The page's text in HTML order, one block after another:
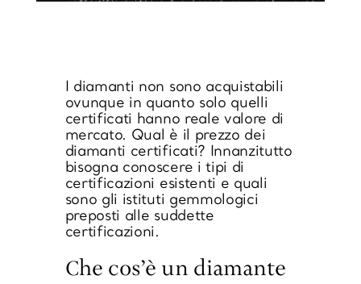
I diamanti non sono acquistabili
ovunque in quanto solo quelli
certificati hanno reale valore di
mercato. Qual è il prezzo dei
diamanti certificati?
Innanzitutto
bisogna conoscere i tipi di
certificazioni esistenti e quali
sono gli istituti gemmologici
preposti alle suddette
certificazioni.
Che cos’è un diamante